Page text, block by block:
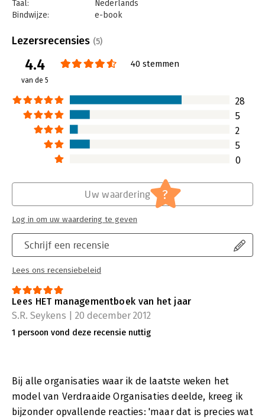
Taal:
Nederlands
Bindwijze:
e-book
Bestandsformaat:
epub
Uitgever:
Boom
Verschijningsdatum:
Hoofdrubriek:
Lezersrecensies (5)
4.4
van de 5
40 stemmen
28
5
2
5
0
Schrijf een recensie
Lees ons recensiebeleid
Uw waardering ?
Log in om uw waardering te geven
Lees HET managementboek van het jaar
S.R. Seykens | 20 december 2012
1 persoon vond deze recensie nuttig
Bij alle organisaties waar ik de laatste weken het
model van Verdraaide Organisaties deelde, kreeg ik
bijzonder opvallende reacties: 'maar dat is precies wat